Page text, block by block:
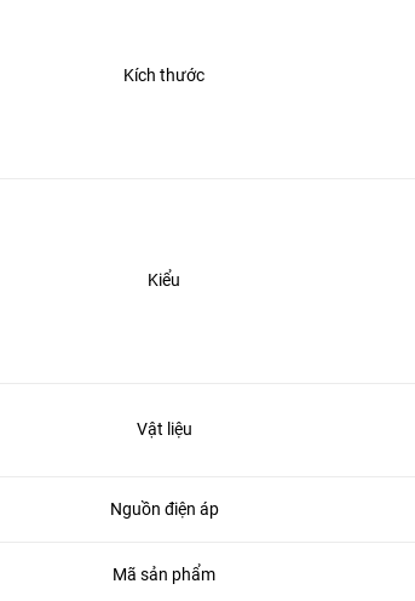
Kích thước
Kiểu
Vật liệu
Nguồn điện áp
Mã sản phẩm